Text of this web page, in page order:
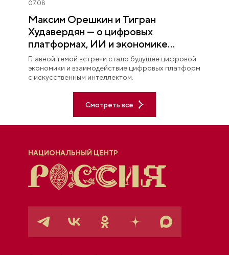
07.08
Максим Орешкин и Тигран
Худавердян — о цифровых
платформах, ИИ и экономике
будущего
Главной темой встречи стало будущее цифровой
экономики и взаимодействие цифровых платформ
с искусственным интеллектом.
Смотреть все
НАЦИОНАЛЬНЫЙ ЦЕНТР